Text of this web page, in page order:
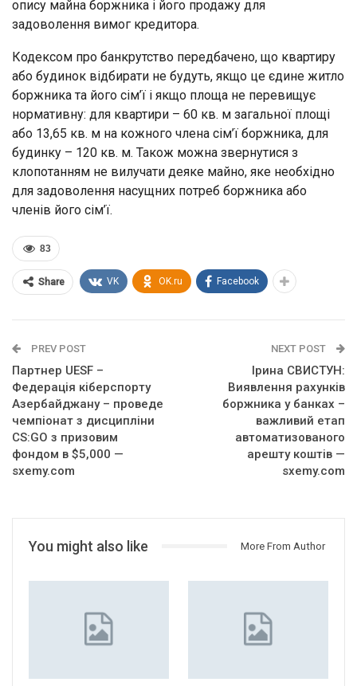
опису майна боржника і його продажу для
задоволення вимог кредитора.
Кодексом про банкрутство передбачено, що квартиру
або будинок відбирати не будуть, якщо це єдине житло
боржника та його сім’ї і якщо площа не перевищує
нормативну: для квартири – 60 кв. м загальної площі
або 13,65 кв. м на кожного члена сім’ї боржника, для
будинку – 120 кв. м. Також можна звернутися з
клопотанням не вилучати деяке майно, яке необхідно
для задоволення насущних потреб боржника або
членів його сім’ї.
83
Share VK OK.ru Facebook
PREV POST
Партнер UESF –
Федерація кіберспорту
Азербайджану – проведе
чемпіонат з дисципліни
CS:GO з призовим
фондом в $5,000 —
sxemy.com
NEXT POST
Ірина СВИСТУН:
Виявлення рахунків
боржника у банках –
важливий етап
автоматизованого
арешту коштів —
sxemy.com
You might also like More From Author